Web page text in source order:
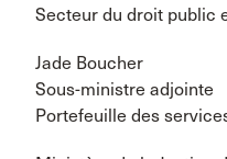
Secteur du droit public
Jade Boucher
Sous-ministre adjointe
Portefeuille des